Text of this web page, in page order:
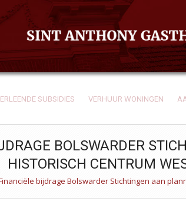
SUBSIDIES VERHUUR WONINGEN
BOLSWARDER
HISTORISCH CENTRUM
bijdrage Bolswarder Stichtingen aan